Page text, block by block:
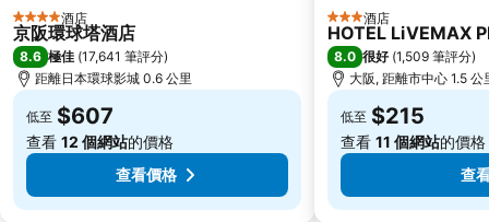
Kyoto Tower
Hankyu Umeda Honten
Nishikujo Station
伏尾溫泉
Kawaramachi Station
Sakaisuji Hommachi Station
4 星級 酒店
京阪環球塔酒店
8.6 極佳 (17,641 筆評分)
距離日本環球影城 0.6 公里
低至 $607
查看 12 個網站的價格
查看價格
3 星級酒店
HOTEL LiVEMAX
8.0 很好 (1,509 筆評分)
大阪, 距離市中心 1.5 公
低至 $215
查看 11 個網站的價格
查